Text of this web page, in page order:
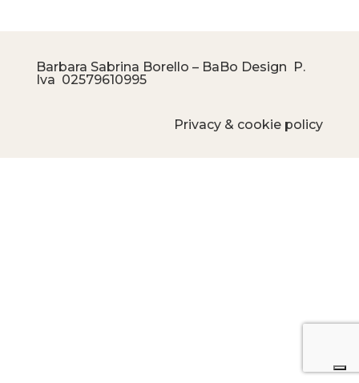
Barbara Sabrina Borello – BaBo Design P.
Iva 02579610995
Privacy & cookie policy